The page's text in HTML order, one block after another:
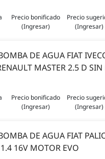
Precio bonificado
(Ingresar)
Precio
(Ingresar)
DE AGUA FIAT
MASTER 2.5 D
Precio bonificado
(Ingresar)
Precio
(Ingresar)
DE AGUA FIAT
16V MOTOR EVO